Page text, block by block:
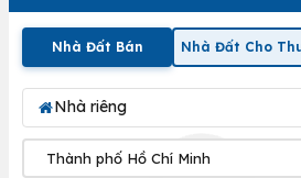
Nhà Đất Bán Nhà Đất Cho
Nhà riêng